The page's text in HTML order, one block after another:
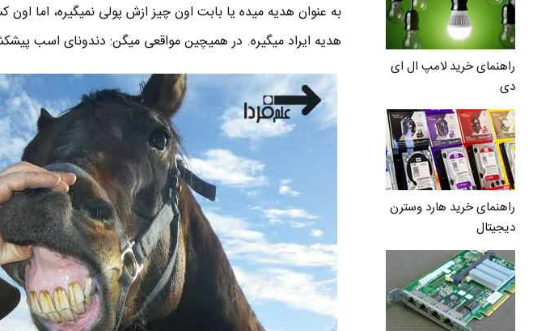
راهنمای خرید لامپ ال ای
دی
راهنمای خرید هارد وسترن
دیجیتال
به عنوان هدیه میده یا بابت اون چیز ازش پولی نمیگیره، اما
هدیه ایراد میگیره. در همیچین مواقعی میگن: دندونای اسب